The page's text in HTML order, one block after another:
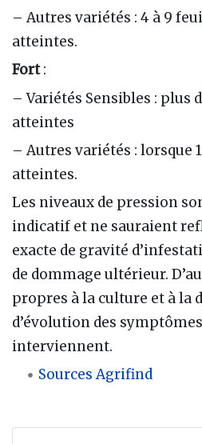
– Autres variétés : 4 à 9
atteintes.
Fort:
– Variétés Sensibles : plus
atteintes
– Autres variétés : lorsque
atteintes.
Les niveaux de pression
indicatif et ne sauraient
exacte de gravité
de dommage ultérieur.
propres à la culture et à la
d’évolution des
interviennent.
Sources Agrifind